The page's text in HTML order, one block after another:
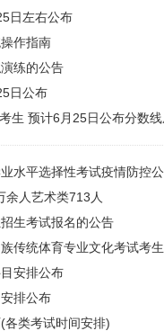
日左右公布
作指南
练的公告
日公布
生 预计6月25日公布分数
水平选择性考试疫情防控
余人艺术类713人
生考试报名的公告
传统体育专业文化考试考
安排公布
排公布
各类考试时间安排)